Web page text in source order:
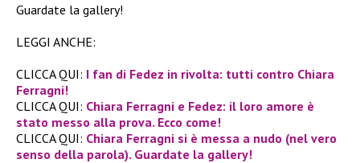
Guardate la gallery!
LEGGI ANCHE:
CLICCA QUI: I fan di Fedez in rivolta: tutti contro Chiara
Ferragni!
CLICCA QUI: Chiara Ferragni e Fedez: il loro amore è
stato messo alla prova. Ecco come!
CLICCA QUI: Chiara Ferragni si è messa a nudo (nel vero
senso della parola). Guardate la gallery!